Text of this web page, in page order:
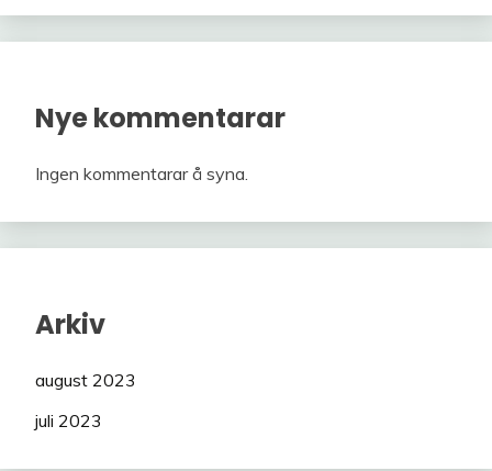
Nye kommentarar
Ingen kommentarar å syna.
Arkiv
august 2023
juli 2023